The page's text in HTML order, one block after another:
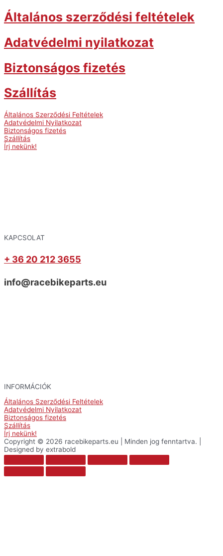
Általános szerződési feltételek
Adatvédelmi nyilatkozat
Biztonságos fizetés
Szállítás
Általános Szerződési Feltételek
Adatvédelmi Nyilatkozat
Biztonságos fizetés
Szállítás
Írj nekünk!
KAPCSOLAT
+ 36 20 212 3655
info@racebikeparts.eu
INFORMÁCIÓK
Általános Szerződési Feltételek
Adatvédelmi Nyilatkozat
Biztonságos fizetés
Szállítás
Írj nekünk!
Copyright © 2026 racebikeparts.eu | Minden jog fenntartva. |
Designed by extrabold